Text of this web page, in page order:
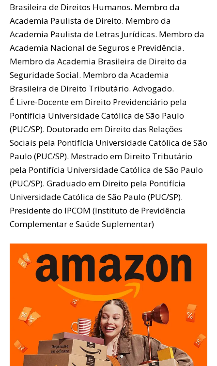
Brasileira de Direitos Humanos. Membro da
Academia Paulista de Direito. Membro da
Academia Paulista de Letras Jurídicas. Membro da
Academia Nacional de Seguros e Previdência.
Membro da Academia Brasileira de Direito da
Seguridade Social. Membro da Academia
Brasileira de Direito Tributário. Advogado.
É Livre-Docente em Direito Previdenciário pela
Pontifícia Universidade Católica de São Paulo
(PUC/SP). Doutorado em Direito das Relações
Sociais pela Pontifícia Universidade Católica de São
Paulo (PUC/SP). Mestrado em Direito Tributário
pela Pontifícia Universidade Católica de São Paulo
(PUC/SP). Graduado em Direito pela Pontifícia
Universidade Católica de São Paulo (PUC/SP).
Presidente do IPCOM (Instituto de Previdência
Complementar e Saúde Suplementar)